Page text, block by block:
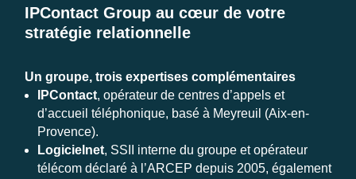
IPContact Group au cœur de votre
stratégie relationnelle
Un groupe, trois expertises complémentaires
IPContact, opérateur de centres d’appels et
d’accueil téléphonique, basé à Meyreuil (Aix-en-
Provence).
Logicielnet, SSII interne du groupe et opérateur
télécom déclaré à l’ARCEP depuis 2005, également